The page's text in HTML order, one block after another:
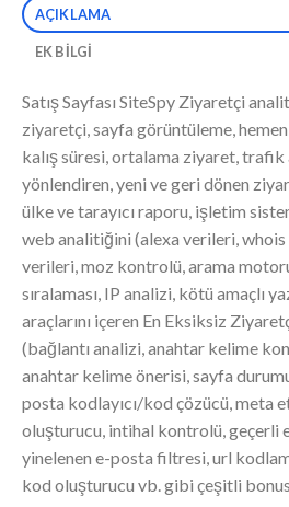
AÇIKLAMA
EK BILGI
Satış Sayfası SiteSpy Ziyaretçi
ziyaretçi, sayfa görüntüleme,
kalış süresi, ortalama ziyaret, trafik
yönlendiren, yeni ve geri dönen
ülke ve tarayıcı raporu, işletim
web analitiğini (alexa verileri,
verileri, moz kontrolü, arama
sıralaması, IP analizi, kötü amaçlı
araçlarını içeren En Eksiksiz
(bağlantı analizi, anahtar kelime
anahtar kelime önerisi, sayfa
posta kodlayıcı/kod çözücü, meta
oluşturucu, intihal kontrolü, geçerli
yinelenen e-posta filtresi, url
kod oluşturucu vb. gibi çeşitli bonus